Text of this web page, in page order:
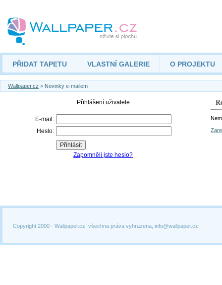
PŘIDAT TAPETU VLASTNÍ GALERIE O PROJEKTU
Wallpaper.cz > Novinky e-mailem
Copyright 2000 - Wallpaper.cz, všechna práva vyhrazena, info@wallpaper.cz